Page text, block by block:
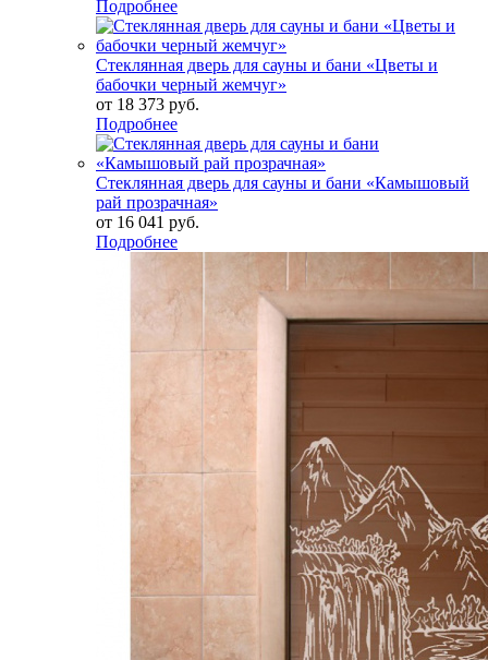
Подробнее
Стеклянная дверь для сауны и бани «Цветы и
бабочки черный жемчуг»
от 18 373 руб.
Подробнее
Стеклянная дверь для сауны и бани «Камышовый
рай прозрачная»
от 16 041 руб.
Подробнее